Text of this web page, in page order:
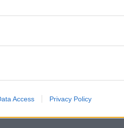
Access Privacy Policy
două tavi, așezate pe rafturi
o singură tavă.
Trebuie să fie suficient
de măsline, iar preparatul